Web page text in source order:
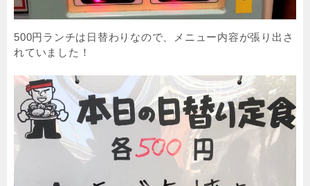
500円ランチは日替わりなので、メニュー内容が張り出さ
れていました！